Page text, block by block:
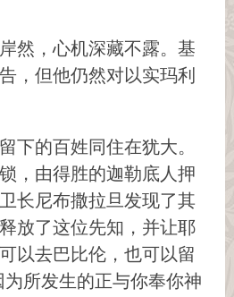
然，心机深藏不露。基
，但他仍然对以实玛利
下的百姓同住在犹大。
，由得胜的迦勒底人押
长尼布撒拉旦发现了其
放了这位先知，并让耶
以去巴比伦，也可以留
为所发生的正与你奉你神